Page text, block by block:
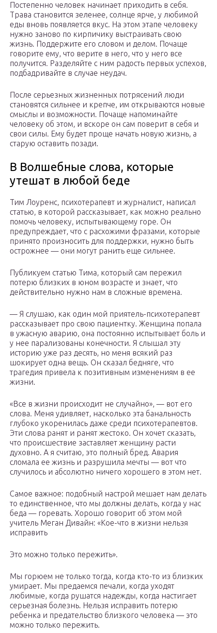
Постепенно человек начинает приходить в себя.
Трава становится зеленее, солнце ярче, у любимой
еды вновь появляется вкус. На этом этапе человеку
нужно заново по кирпичику выстраивать свою
жизнь. Поддержите его словом и делом. Почаще
говорите ему, что верите в него, что у него все
получится. Разделяйте с ним радость первых успехов,
подбадривайте в случае неудач.
После серьезных жизненных потрясений люди
становятся сильнее и крепче, им открываются новые
смыслы и возможности. Почаще напоминайте
человеку об этом, и вскоре он сам поверит в себя и
свои силы. Ему будет проще начать новую жизнь, а
старую оставить позади.
В Волшебные слова, которые
утешат в любой беде
Тим Лоуренс, психотерапевт и журналист, написал
статью, в которой рассказывает, как можно реально
помочь человеку, испытывающему горе. Он
предупреждает, что с расхожими фразами, которые
принято произносить для поддержки, нужно быть
острожнее — они могут ранить еще сильнее.
Публикуем статью Тима, который сам пережил
потерю близких в юном возрасте и знает, что
действительно нужно нам в сложные времена.
— Я слушаю, как один мой приятель-психотерапевт
рассказывает про свою пациентку. Женщина попала
в ужасную аварию, она постоянно испытывает боль и
у нее парализованы конечности. Я слышал эту
историю уже раз десять, но меня всякий раз
шокирует одна вещь. Он сказал бедняге, что
трагедия привела к позитивным изменениям в ее
жизни.
«Все в жизни происходит не случайно», — вот его
слова. Меня удивляет, насколько эта банальность
глубоко укоренилась даже среди психотерапевтов.
Эти слова ранят и ранят жестоко. Он хочет сказать,
что происшествие заставляет женщину расти
духовно. А я считаю, это полный бред. Авария
сломала ее жизнь и разрушила мечты — вот что
случилось и абсолютно ничего хорошего в этом нет.
Самое важное: подобный настрой мешает нам делать
то единственное, что мы должны делать, когда у нас
беда — горевать. Хорошо говорит об этом мой
учитель Меган Дивайн: «Кое-что в жизни нельзя
исправить
Это можно только пережить».
Мы горюем не только тогда, когда кто-то из близких
умирает. Мы предаемся печали, когда уходят
любимые, когда рушатся надежды, когда настигает
серьезная болезнь. Нельзя исправить потерю
ребенка и предательство близкого человека — это
можно только пережить.